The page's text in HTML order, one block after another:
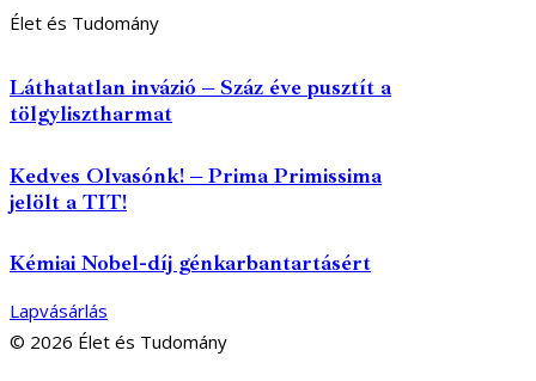
Élet és Tudomány
Láthatatlan invázió – Száz éve pusztít a
tölgylisztharmat
Kedves Olvasónk! – Prima Primissima
jelölt a TIT!
Kémiai Nobel-díj génkarbantartásért
Lapvásárlás
© 2026 Élet és Tudomány